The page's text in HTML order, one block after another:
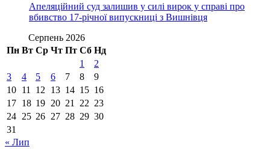
Апеляційний суд залишив у силі вирок у справі про
вбивство 17-річної випускниці з Вишнівця
Серпень 2026
Пн Вт Ср Чт Пт Сб Нд
1
2
3
4 5 6 7 8
9
10 11 12 13 14 15 16
17 18 19 20 21 22 23
24 25 26 27 28 29 30
31
« Лип